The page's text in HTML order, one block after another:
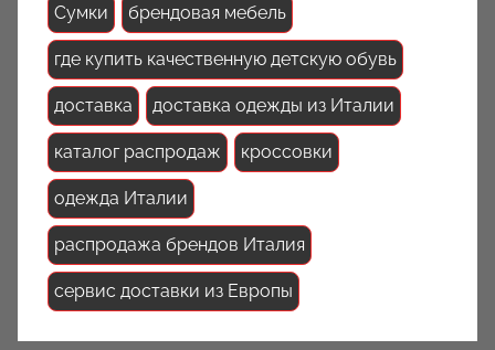
Сумки брендовая мебель
где купить качественную детскую обувь
доставка доставка одежды из Италии
каталог распродаж кроссовки
одежда Италии
распродажа брендов Италия
сервис доставки из Европы